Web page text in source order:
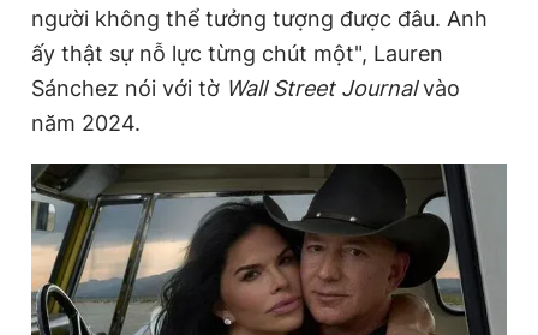
người không thể tưởng tượng được đâu. Anh
ấy thật sự nỗ lực từng chút một", Lauren
Sánchez nói với tờ Wall Street Journalvào
năm 2024.